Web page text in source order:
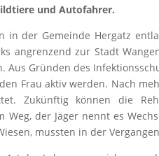
und Autofahrer.
in der Gemeinde Hergatz
angrenzend zur Stadt
Aus Gründen des
Frau aktiv werden. Nach
Zukünftig können die
Weg, der Jäger nennt es
mussten in der